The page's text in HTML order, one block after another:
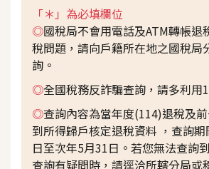
「＊」為必填欄位
◎國稅局不會用電話及ATM轉帳退
稅問題，請向戶籍所在地之國稅局
詢。
◎全國稅務反詐騙查詢，請多利用
◎查詢內容為當年度(114)退稅及
到所得歸戶核定退稅資料 ，查詢
日至次年5月31日。若您無法查詢
查詢有疑問時，請逕洽所轄分局或